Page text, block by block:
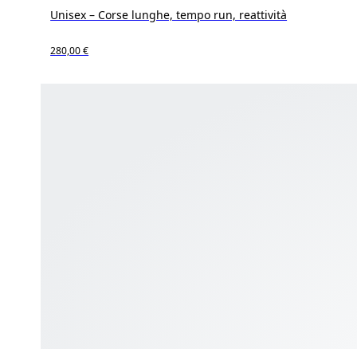
Unisex – Corse lunghe, tempo run, reattività
280,00 €